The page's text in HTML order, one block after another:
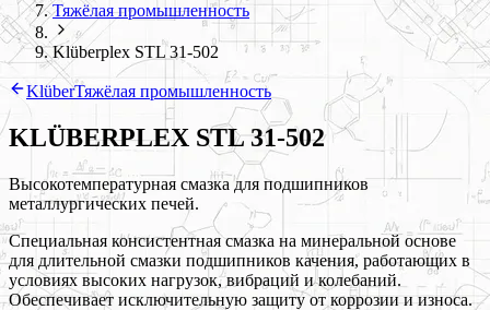
Тяжёлая промышленность
Klüberplex STL 31-502
KlüberТяжёлая промышленность
KLÜBERPLEX STL 31-502
Высокотемпературная смазка для подшипников
металлургических печей.
Специальная консистентная смазка на минеральной основе
для длительной смазки подшипников качения, работающих в
условиях высоких нагрузок, вибраций и колебаний.
Обеспечивает исключительную защиту от коррозии и износа.